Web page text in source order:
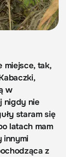
miejsce, tak,
w
nigdy nie
staram się
latach mam
innymi
z